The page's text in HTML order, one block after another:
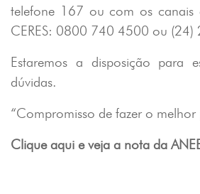
telefone 167 ou com os canais
CERES: 0800 740 4500 ou
Estaremos a disposição para
dúvidas.
“Compromisso de fazer o melhor
Clique aqui e veja a nota da